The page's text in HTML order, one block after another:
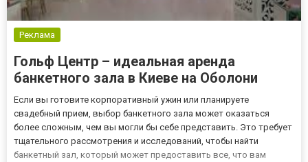
Реклама
Гольф Центр – идеальная аренда
банкетного зала в Киеве на Оболони
Если вы готовите корпоративный ужин или планируете
свадебный прием, выбор банкетного зала может оказаться
более сложным, чем вы могли бы себе представить. Это требует
тщательного рассмотрения и исследований, чтобы найти
банкетный зал, который может предоставить все, что вам